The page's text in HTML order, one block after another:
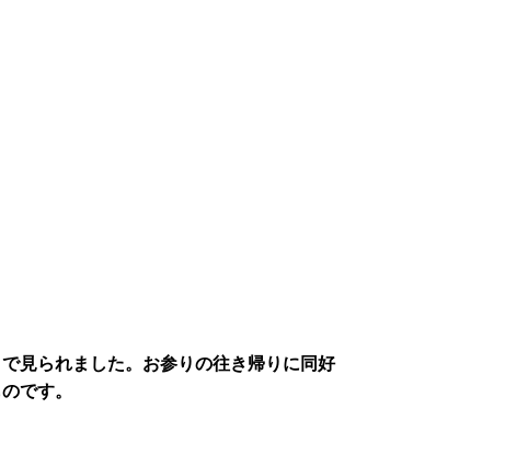
見られました。お参りの往き帰りに同好
です。